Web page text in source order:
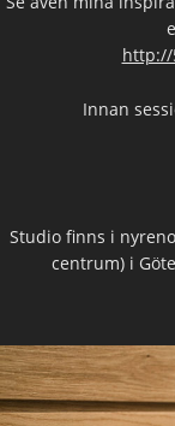
http://
Innan
Studio finns i
centrum) i